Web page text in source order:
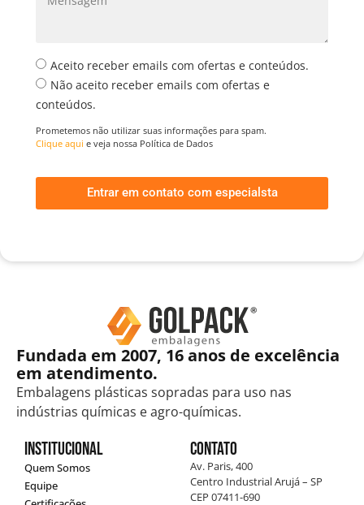
Aceito receber emails com ofertas e conteúdos.
Não aceito receber emails com ofertas e
conteúdos.
Prometemos não utilizar suas informações para spam.
Clique aqui e veja nossa Política de Dados
Entrar em contato com especialsta
Fundada em 2007, 16 anos de excelência
em atendimento.
Embalagens plásticas sopradas para uso nas
indústrias químicas e agro-químicas.
Institucional
Quem Somos
Equipe
Contato
Av. Paris, 400
Centro Industrial Arujá – SP
CEP 07411-690